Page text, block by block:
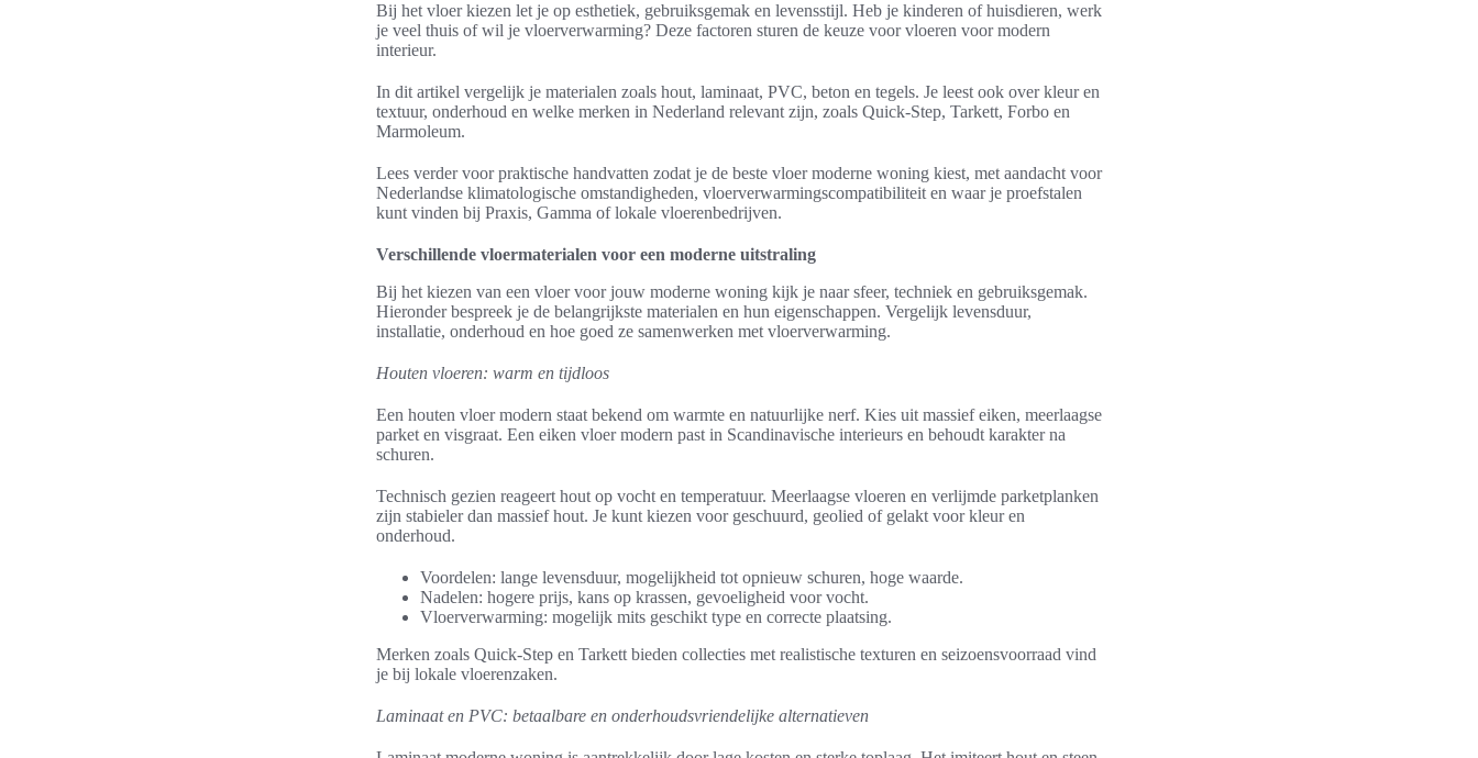
Bij het vloer kiezen let je op esthetiek, gebruiksgemak en levensstijl. Heb je kinderen of huisdieren, werk
je veel thuis of wil je vloerverwarming? Deze factoren sturen de keuze voor vloeren voor modern
interieur.
In dit artikel vergelijk je materialen zoals hout, laminaat, PVC, beton en tegels. Je leest ook over kleur en
textuur, onderhoud en welke merken in Nederland relevant zijn, zoals Quick-Step, Tarkett, Forbo en
Marmoleum.
Lees verder voor praktische handvatten zodat je de beste vloer moderne woning kiest, met aandacht voor
Nederlandse klimatologische omstandigheden, vloerverwarmingscompatibiliteit en waar je proefstalen
kunt vinden bij Praxis, Gamma of lokale vloerenbedrijven.
Verschillende vloermaterialen voor een moderne uitstraling
Bij het kiezen van een vloer voor jouw moderne woning kijk je naar sfeer, techniek en gebruiksgemak.
Hieronder bespreek je de belangrijkste materialen en hun eigenschappen. Vergelijk levensduur,
installatie, onderhoud en hoe goed ze samenwerken met vloerverwarming.
Houten vloeren: warm en tijdloos
Een houten vloer modern staat bekend om warmte en natuurlijke nerf. Kies uit massief eiken, meerlaagse
parket en visgraat. Een eiken vloer modern past in Scandinavische interieurs en behoudt karakter na
schuren.
Technisch gezien reageert hout op vocht en temperatuur. Meerlaagse vloeren en verlijmde parketplanken
zijn stabieler dan massief hout. Je kunt kiezen voor geschuurd, geolied of gelakt voor kleur en
onderhoud.
Voordelen: lange levensduur, mogelijkheid tot opnieuw schuren, hoge waarde.
Nadelen: hogere prijs, kans op krassen, gevoeligheid voor vocht.
Vloerverwarming: mogelijk mits geschikt type en correcte plaatsing.
Merken zoals Quick-Step en Tarkett bieden collecties met realistische texturen en seizoensvoorraad vind
je bij lokale vloerenzaken.
Laminaat en PVC: betaalbare en onderhoudsvriendelijke alternatieven